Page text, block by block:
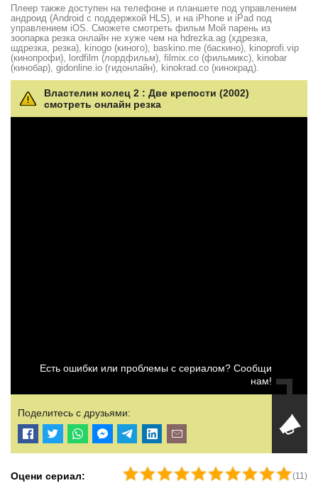
Плеер также доступен на телефоне и планшете под управлением
андроид (Android с поддержкой HLS), и на iPhone и iPad под
управлением iOS. Сможете смотреть фильм Мой парень из
зоопарка резка онлайн не хуже чем на hdrezka.ag (хдрезка,
шдрезка, резка), kinogo (киного), baskino.me (баскино), kinoprofi.vip
(кинопрофи), lordfilm (лордфильм), filmix.co (фильмикс), kinobar
(кинобар), gidonline.io (гидонлайн), kinokrad.сo (кинокрад).
Властелин колец 2 : Две крепости (2002)
смотреть онлайн резка
Есть ошибки или проблемы с сериалом? Сообщи
нам!
Поделитесь с друзьями:
Оцени сериал: (11)